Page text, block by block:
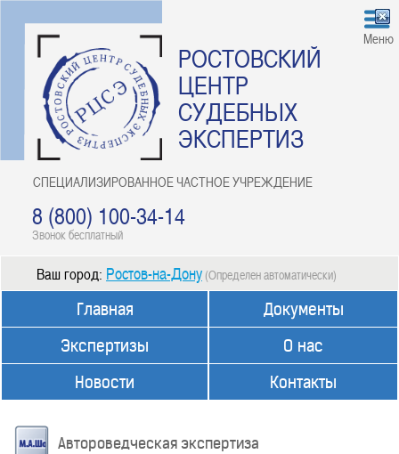
РОСТОВСКИЙ
ЦЕНТР
СУДЕБНЫХ
ЭКСПЕРТИЗ
СПЕЦИАЛИЗИРОВАННОЕ ЧАСТНОЕ УЧРЕЖДЕНИЕ
8 (800) 100-34-14
Звонок бесплатный
Меню
Ваш город: Ростов-на-Дону (Определен автоматически)
Главная
Экспертизы
Новости
Документы
О нас
Контакты
Автороведческая экспертиза